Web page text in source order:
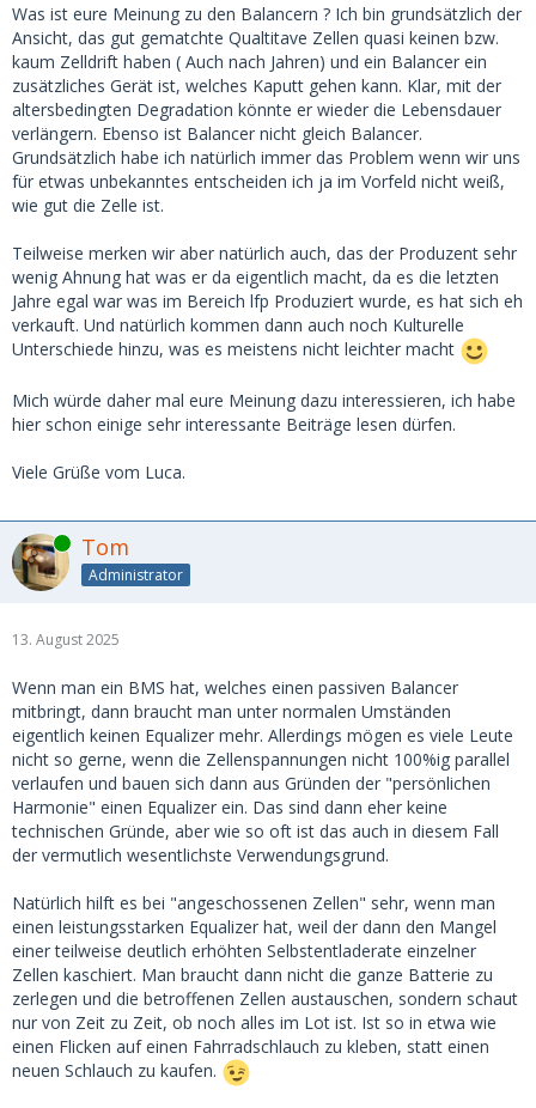
Was ist eure Meinung zu den Balancern ? Ich bin grundsätzlich der
Ansicht, das gut gematchte Qualtitave Zellen quasi keinen bzw.
kaum Zelldrift haben ( Auch nach Jahren) und ein Balancer ein
zusätzliches Gerät ist, welches Kaputt gehen kann. Klar, mit der
altersbedingten Degradation könnte er wieder die Lebensdauer
verlängern. Ebenso ist Balancer nicht gleich Balancer.
Grundsätzlich habe ich natürlich immer das Problem wenn wir uns
für etwas unbekanntes entscheiden ich ja im Vorfeld nicht weiß,
wie gut die Zelle ist.
Teilweise merken wir aber natürlich auch, das der Produzent sehr
wenig Ahnung hat was er da eigentlich macht, da es die letzten
Jahre egal war was im Bereich lfp Produziert wurde, es hat sich eh
verkauft. Und natürlich kommen dann auch noch Kulturelle
Unterschiede hinzu, was es meistens nicht leichter macht
Mich würde daher mal eure Meinung dazu interessieren, ich habe
hier schon einige sehr interessante Beiträge lesen dürfen.
Viele Grüße vom Luca.
Online Tom
Administrator
13. August 2025
Wenn man ein BMS hat, welches einen passiven Balancer
mitbringt, dann braucht man unter normalen Umständen
eigentlich keinen Equalizer mehr. Allerdings mögen es viele Leute
nicht so gerne, wenn die Zellenspannungen nicht 100%ig parallel
verlaufen und bauen sich dann aus Gründen der "persönlichen
Harmonie" einen Equalizer ein. Das sind dann eher keine
technischen Gründe, aber wie so oft ist das auch in diesem Fall
der vermutlich wesentlichste Verwendungsgrund.
Natürlich hilft es bei "angeschossenen Zellen" sehr, wenn man
einen leistungsstarken Equalizer hat, weil der dann den Mangel
einer teilweise deutlich erhöhten Selbstentladerate einzelner
Zellen kaschiert. Man braucht dann nicht die ganze Batterie zu
zerlegen und die betroffenen Zellen austauschen, sondern schaut
nur von Zeit zu Zeit, ob noch alles im Lot ist. Ist so in etwa wie
einen Flicken auf einen Fahrradschlauch zu kleben, statt einen
neuen Schlauch zu kaufen.